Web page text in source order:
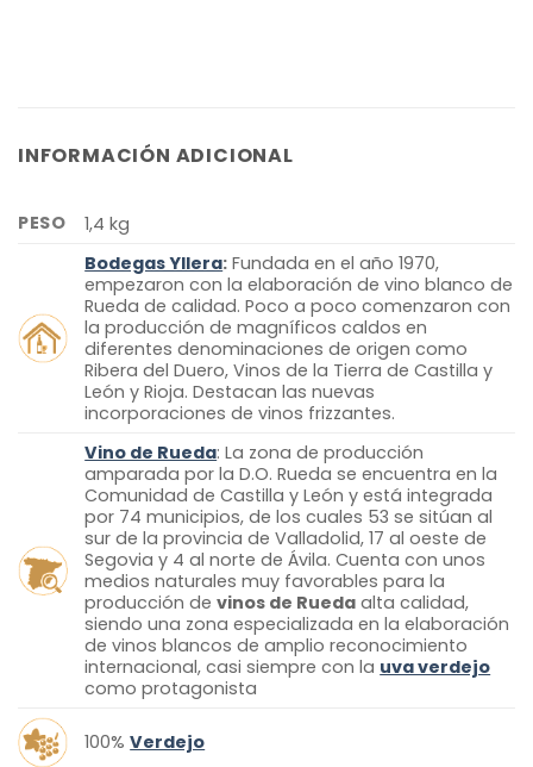
INFORMACIÓN ADICIONAL
PESO
1,4 kg
Bodegas Yllera: Fundada en el año 1970,
empezaron con la elaboración de vino blanco de
Rueda de calidad. Poco a poco comenzaron con
la producción de magníficos caldos en
diferentes denominaciones de origen como
Ribera del Duero, Vinos de la Tierra de Castilla y
León y Rioja. Destacan las nuevas
incorporaciones de vinos frizzantes.
Vino de Rueda: La zona de producción
amparada por la D.O. Rueda se encuentra en la
Comunidad de Castilla y León y está integrada
por 74 municipios, de los cuales 53 se sitúan al
sur de la provincia de Valladolid, 17 al oeste de
Segovia y 4 al norte de Ávila. Cuenta con unos
medios naturales muy favorables para la
producción devinos de Rueda alta calidad,
siendo una zona especializada en la elaboración
de vinos blancos de amplio reconocimiento
internacional, casi siempre con la uva verdejo
como protagonista
100%Verdejo